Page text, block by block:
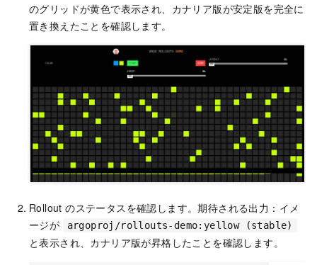
のグリッドが黄色で表示され、カナリア版が安定版を完全に
置き換えたことを確認します。
Rollout のステータスを確認します。期待される出力：イメ
ージが
argoproj/rollouts-demo:yellow (stable)
と表示され、カナリア版が昇格したことを確認します。